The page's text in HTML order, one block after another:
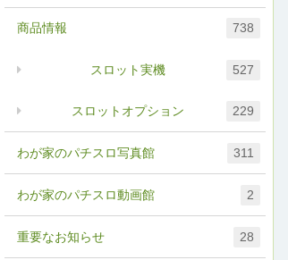
わが家のパチスロ写真館 311
わが家のパチスロ動画館 2
商品情報 738
スロットオプション 229
スロット実機 527
重要なお知らせ 28